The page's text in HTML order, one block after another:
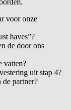
voor onze
haves”?
de door ons
vatten?
uit stap 4?
partner?